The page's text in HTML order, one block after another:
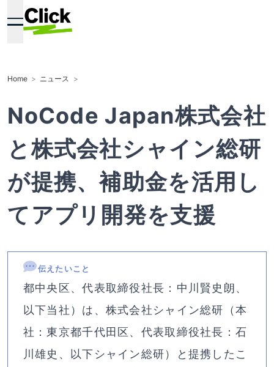
Home ニュース
NoCode Japan株式会社
と株式会社シャイン総研
が提携、補助金を活用し
てアプリ開発を支援
伝えたいこと
都中央区、代表取締役社長：中川賢史朗、
以下当社）は、株式会社シャイン総研（本
社：東京都千代田区、代表取締役社長：石
川雄史、以下シャイン総研）と提携したこ